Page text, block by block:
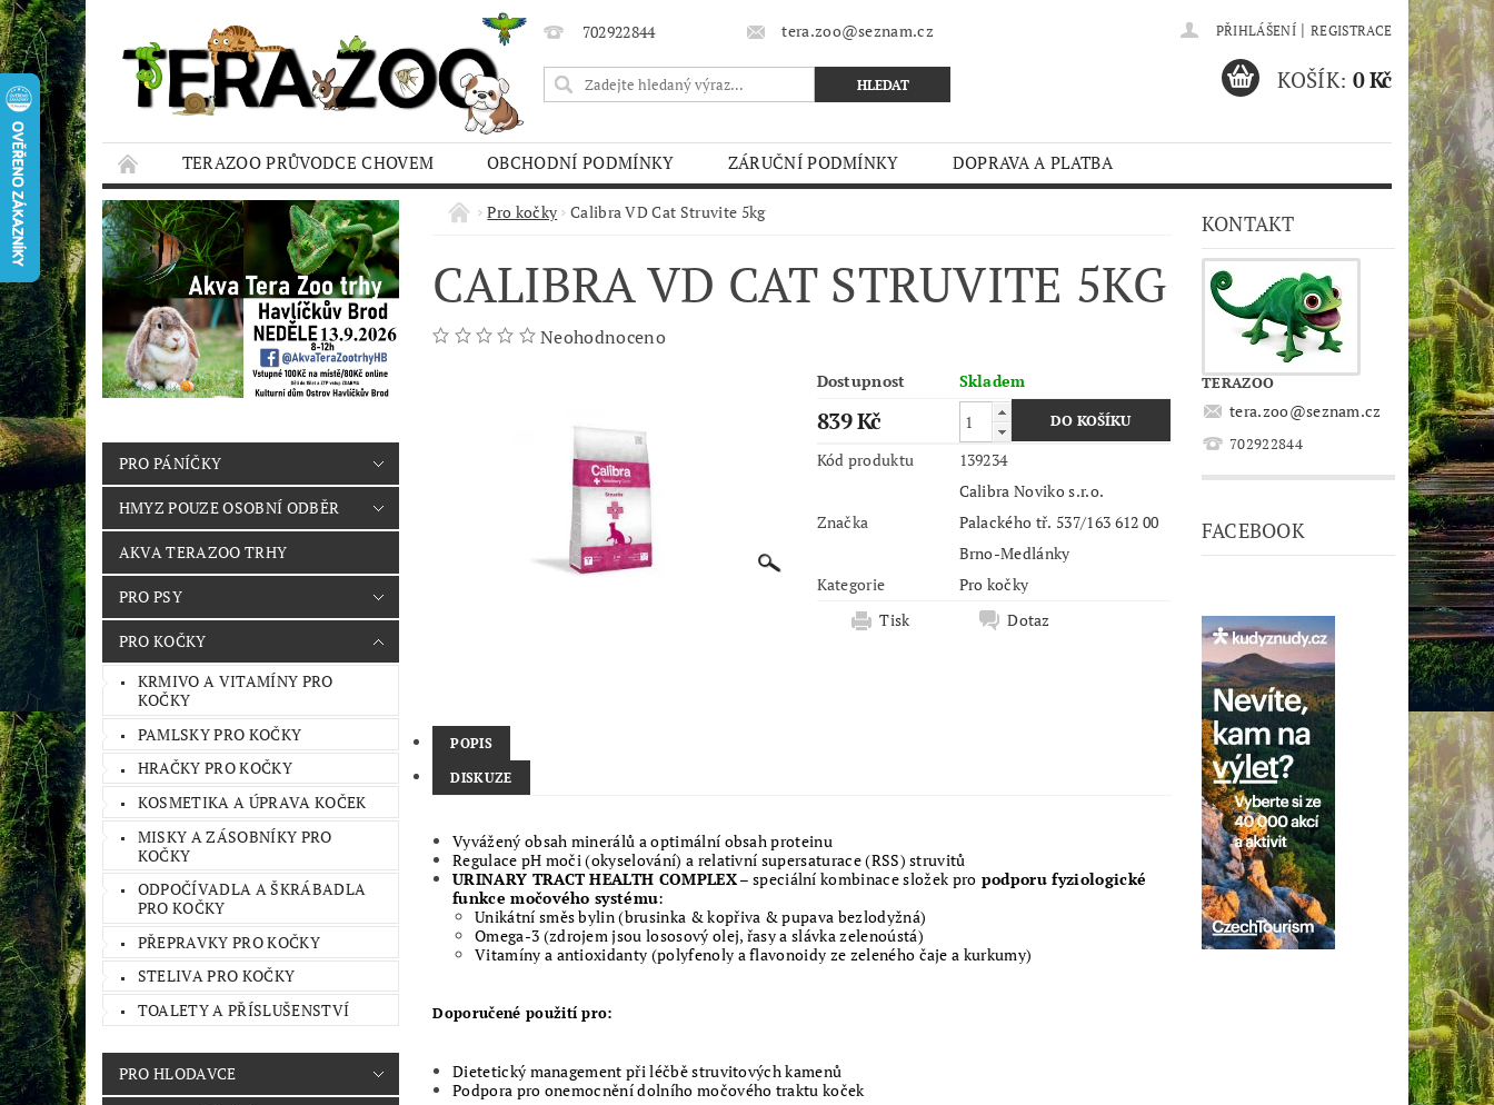
702922844 tera.zoo@seznam.cz PŘIHLÁŠENÍ | REGISTRACE
KOŠÍK: 0 Kč
TERAZOO PRŮVODCE CHOVEM OBCHODNÍ PODMÍNKY ZÁRUČNÍ PODMÍNKY
DOPRAVA A PLATBA
HODNOCENÍ OBCHODU
AQUA TERAZOO TRHY
PRO PÁNÍČKY
HMYZ POUZE OSOBNÍ ODBĚR
AKVA TERAZOO TRHY
PRO PSY
PRO KOČKY
KRMIVO A VITAMÍNY PRO
KOČKY
PAMLSKY PRO KOČKY
HRAČKY PRO KOČKY
KOSMETIKA A ÚPRAVA KOČEK
MISKY A ZÁSOBNÍKY PRO
KOČKY
ODPOČÍVADLA A ŠKRÁBADLA
PRO KOČKY
PŘEPRAVKY PRO KOČKY
STELIVA PRO KOČKY
TOALETY A PŘÍSLUŠENSTVÍ
PRO HLODAVCE
Pro kočky Calibra VD Cat Struvite 5kg
CALIBRA VD CAT STRUVITE 5KG
Neohodnoceno
Dostupnost Skladem
839 Kč
Kód produktu 139234
Značka
Calibra Noviko s.r.o.
Palackého tř. 537/163 612 00
Brno-Medlánky
Kategorie
Pro kočky
Tisk
Dotaz
POPIS
DISKUZE
Vyvážený obsah minerálů a optimální obsah proteinu
Regulace pH moči (okyselování) a relativní supersaturace (RSS) struvitů
URINARY TRACT HEALTH COMPLEX– speciální kombinace složek pro podporu fyziologické
funkce močového systému:
Unikátní směs bylin (brusinka & kopřiva & pupava bezlodyžná)
Omega-3 (zdrojem jsou lososový olej, řasy a slávka zelenoústá)
Vitamíny a antioxidanty (polyfenoly a flavonoidy ze zeleného čaje a kurkumy)
Doporučené použití pro:
Dietetický management při léčbě struvitových kamenů
Podpora pro onemocnění dolního močového traktu koček
KONTAKT
TERAZOO
tera.zoo@seznam.cz
702922844
FACEBOOK